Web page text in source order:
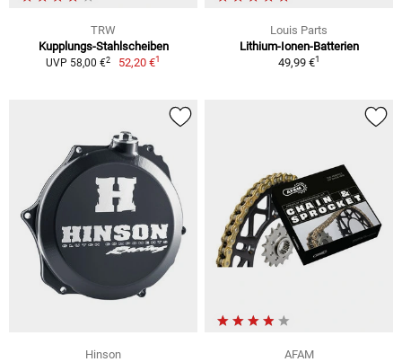
TRW
Kupplungs-Stahlscheiben
UVP 58,00 €2 52,20 €1
Louis Parts
Lithium-Ionen-Batterien
49,99 €1
Hinson
AFAM